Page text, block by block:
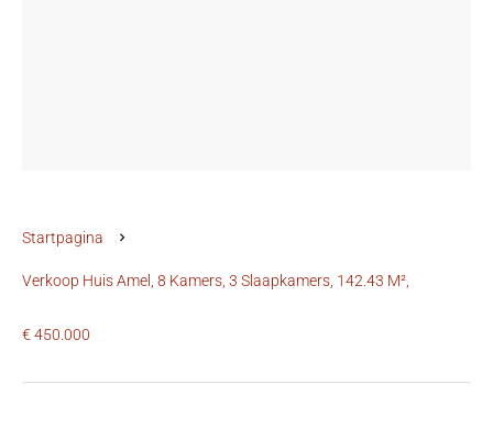
Startpagina
Verkoop Huis Amel, 8 Kamers, 3 Slaapkamers, 142.43 M²,
€ 450.000